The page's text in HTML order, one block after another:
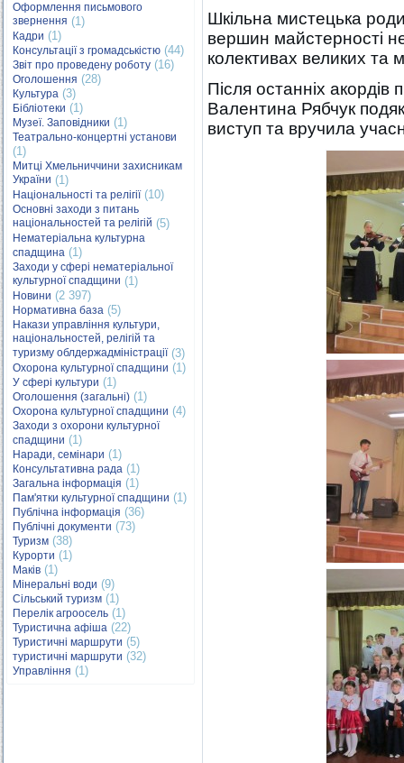
Оформлення письмового
звернення (1)
Кадри (1)
Консультації з громадськістю (44)
Звіт про проведену роботу (16)
Оголошення (28)
Культура (3)
Бібліотеки (1)
Музеї. Заповідники (1)
Театрально-концертні установи
(1)
Митці Хмельниччини захисникам
України (1)
Національності та релігії(10)
Основні заходи з питань
національностей та релігій (5)
Нематеріальна культурна
спадщина (1)
Заходи у сфері нематеріальної
культурної спадщини (1)
Новини (2 397)
Нормативна база (5)
Накази управління культури,
національностей, релігій та
туризму облдержадміністрації(3)
Охорона культурної спадщини (1)
У сфері культури (1)
Оголошення (загальні) (1)
Охорона культурної спадщини (4)
Заходи з охорони культурної
спадщини (1)
Наради, семінари (1)
Консультативна рада (1)
Загальна інформація (1)
Пам'ятки культурної спадщини (1)
Публічна інформація (36)
Публічні документи (73)
Туризм (38)
Курорти (1)
Маків (1)
Мінеральні води (9)
Сільський туризм (1)
Перелік агроосель (1)
Туристична афіша (22)
Туристичні маршрути (5)
туристичні маршрути (32)
Управління (1)
Шкільна мистецька
вершин майстерності
колективах великих
Після останніх
Валентина Рябчук
виступ та вручила